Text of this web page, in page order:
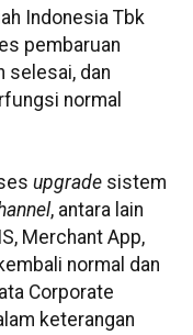
Indonesia Tbk
pembaruan
selesai, dan
normal
upgrade sistem
, antara lain
Merchant App,
normal dan
Corporate
keterangan